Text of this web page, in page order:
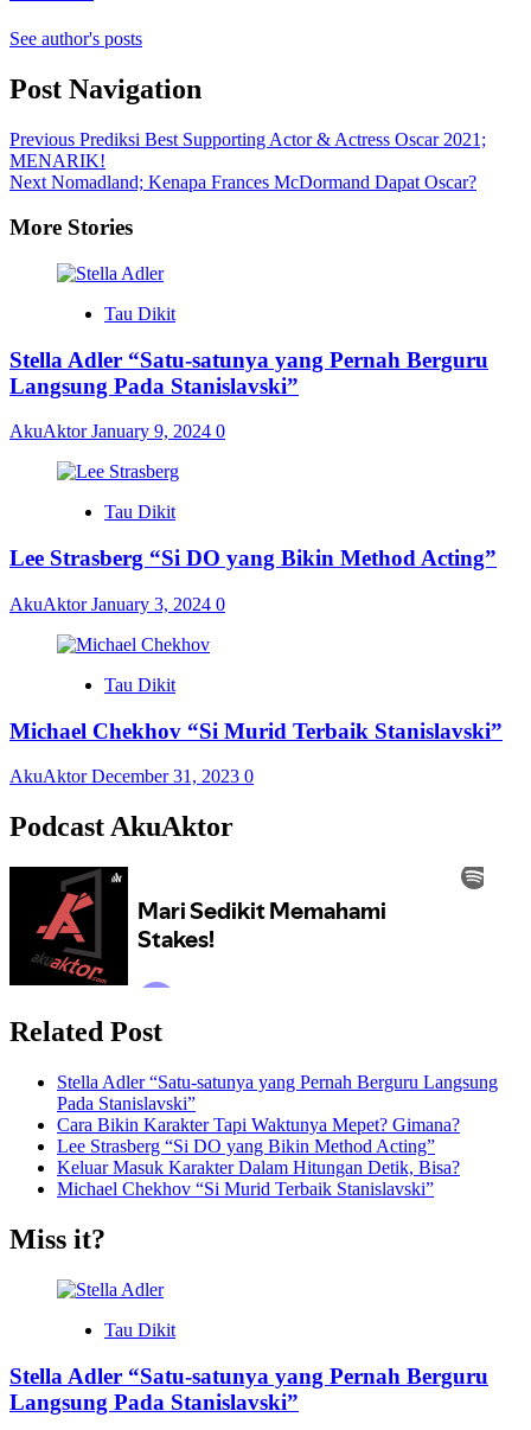
See author's posts
Post Navigation
Previous Prediksi Best Supporting Actor & Actress Oscar 2021;
MENARIK!
Next Nomadland; Kenapa Frances McDormand Dapat Oscar?
More Stories
Tau Dikit
Stella Adler “Satu-satunya yang Pernah Berguru
Langsung Pada Stanislavski”
AkuAktorJanuary 9, 2024 0
Tau Dikit
Lee Strasberg “Si DO yang Bikin Method Acting”
AkuAktorJanuary 3, 2024 0
Tau Dikit
Michael Chekhov “Si Murid Terbaik Stanislavski”
AkuAktorDecember 31, 2023 0
Podcast AkuAktor
Related Post
Stella Adler “Satu-satunya yang Pernah Berguru Langsung
Pada Stanislavski”
Cara Bikin Karakter Tapi Waktunya Mepet? Gimana?
Lee Strasberg “Si DO yang Bikin Method Acting”
Keluar Masuk Karakter Dalam Hitungan Detik, Bisa?
Michael Chekhov “Si Murid Terbaik Stanislavski”
Miss it?
Tau Dikit
Stella Adler “Satu-satunya yang Pernah Berguru
Langsung Pada Stanislavski”